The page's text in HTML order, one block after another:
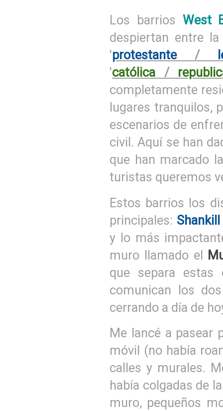
Los barrios West
despiertan entre
'protestante /
'católica /
completamente
lugares tranquilos,
escenarios de
civil. Aquí se han
que han marcado
turistas queremos
Estos barrios los
principales: Shankill
y lo más
muro llamado el
que separa estas
comunican los
cerrando a día de
Me lancé a pasear
móvil (no había
calles y murales.
había colgadas de
muro, pequeños